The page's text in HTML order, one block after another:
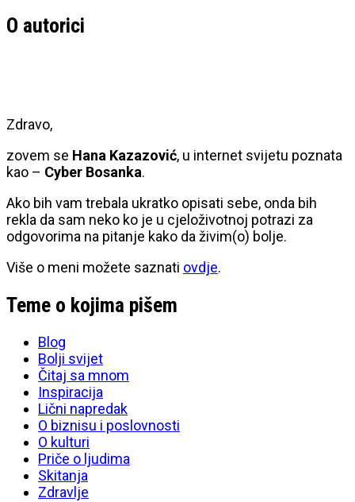
O autorici
Zdravo,
zovem se Hana Kazazović, u internet svijetu poznata
kao – Cyber Bosanka.
Ako bih vam trebala ukratko opisati sebe, onda bih
rekla da sam neko ko je u cjeloživotnoj potrazi za
odgovorima na pitanje kako da živim(o) bolje.
Više o meni možete saznati ovdje.
Teme o kojima pišem
Blog
Bolji svijet
Čitaj sa mnom
Inspiracija
Lični napredak
O biznisu i poslovnosti
O kulturi
Priče o ljudima
Skitanja
Zdravlje